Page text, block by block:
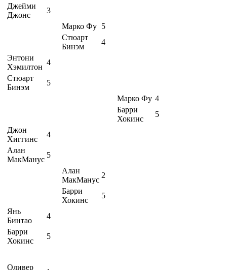
Джейми
Джонс
3
Марко Фу 5
Стюарт
Бинэм
4
Энтони
Хэмилтон
4
Стюарт
Бинэм
5
Марко Фу 4
Барри
Хокинс
5
Джон
Хиггинс
4
Алан
МакМанус
5
Алан
МакМанус
2
Барри
Хокинс
5
Янь
Бинтао
4
Барри
Хокинс
5
Оливер